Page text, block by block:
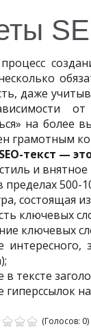
даже
от
на более
грамотным
текст —
и
500-
состоящая
ключевых
ключевых
интересного,
в тексте
гиперссылок
(Голосов: 0)